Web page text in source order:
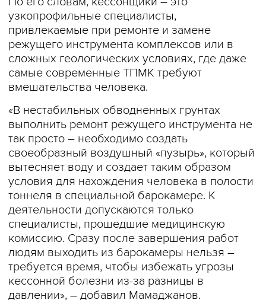
узкопрофильные специалисты,
привлекаемые при ремонте и замене
режущего инструмента комплексов или в
сложных геологических условиях, где даже
самые современные ТПМК требуют
вмешательства человека.
«В нестабильных обводненных грунтах
выполнить ремонт режущего инструмента не
так просто – необходимо создать
своеобразный воздушный «пузырь», который
вытесняет воду и создает таким образом
условия для нахождения человека в полости
тоннеля в специальной барокамере. К
деятельности допускаются только
специалисты, прошедшие медицинскую
комиссию. Сразу после завершения работ
людям выходить из барокамеры нельзя –
требуется время, чтобы избежать угрозы
кессонной болезни из-за разницы в
давлении», – добавил Мамаджанов.